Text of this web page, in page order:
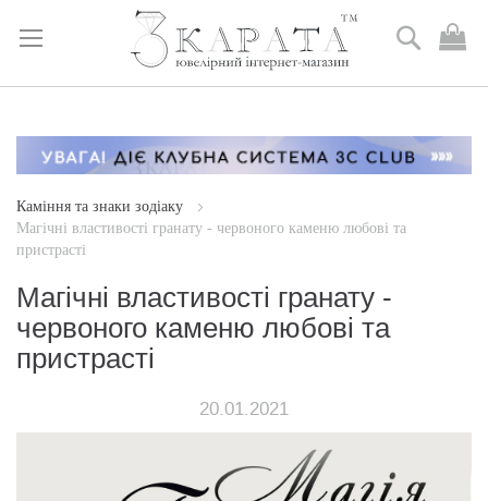
Skip
Content
Пошук
Каміння та знаки зодіаку
Магічні властивості гранату - червоного каменю любові та
пристрасті
Магічні властивості гранату -
червоного каменю любові та
пристрасті
20.01.2021